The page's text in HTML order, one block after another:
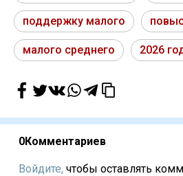
поддержку малого
малого среднего 2026
0Комментариев
Войдите, чтобы оставлять